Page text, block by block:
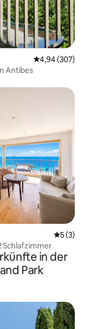
4,94 (307)
Antibes
5 (3)
Schlafzimmer
in der
Park